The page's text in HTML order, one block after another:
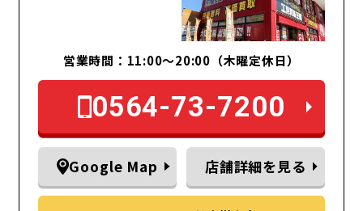
営業時間：11:00～20:00（木曜定休日）
0564-73-7200
Google Map 店舗詳細を見る